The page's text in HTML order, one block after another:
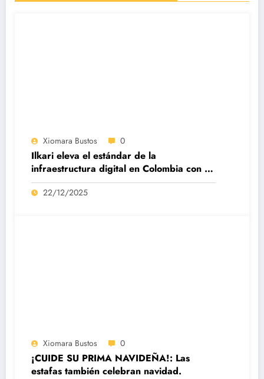
Xiomara Bustos 0
Ilkari eleva el estándar de la
infraestructura digital en Colombia con su
datacenter certificado Nivel IV de ICREA
22/12/2025
Xiomara Bustos 0
¡CUIDE SU PRIMA NAVIDEÑA!: Las
estafas también celebran navidad.